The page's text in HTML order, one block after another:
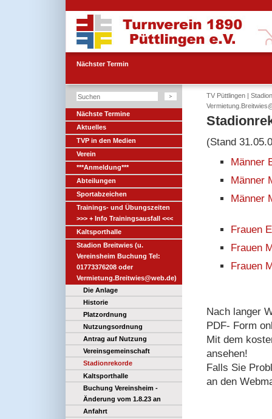
Nächster Termin
Nächste Termine
Aktuelles
TVP in den Medien
Verein
***Anmeldung***
Abteilungen
Sportabzeichen
Trainings- und Übungszeiten
>>> + Info Trainingsausfall <<<
Kaltsporthalle
Stadion Breitwies (u.
Vereinsheim Buchung Tel:
01773376208 oder
Vermietung.Breitwies@web.de)
Die Anlage
Historie
Platzordnung
Nutzungsordnung
Antrag auf Nutzung
Vereinsgemeinschaft
Stadionrekorde
Kaltsporthalle
Buchung Vereinsheim -
Änderung vom 1.8.23 an
Anfahrt
TV Püttlingen |
(Stand
Männer
Männer
Männer
Frauen
Frauen
Frauen
Nach langer
PDF- Form
Mit dem
ansehen!
Falls Sie
an den